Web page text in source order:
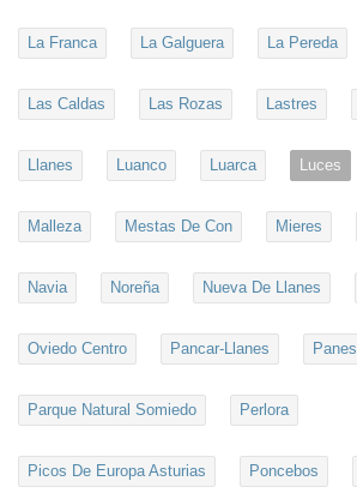
La Franca La Galguera La Pereda
Las Caldas Las Rozas Lastres
Llanes Luanco Luarca Luces
Malleza Mestas De Con Mieres
Navia Noreña Nueva De Llanes
Oviedo Centro Pancar-Llanes Panes
Parque Natural Somiedo Perlora
Picos De Europa Asturias Poncebos